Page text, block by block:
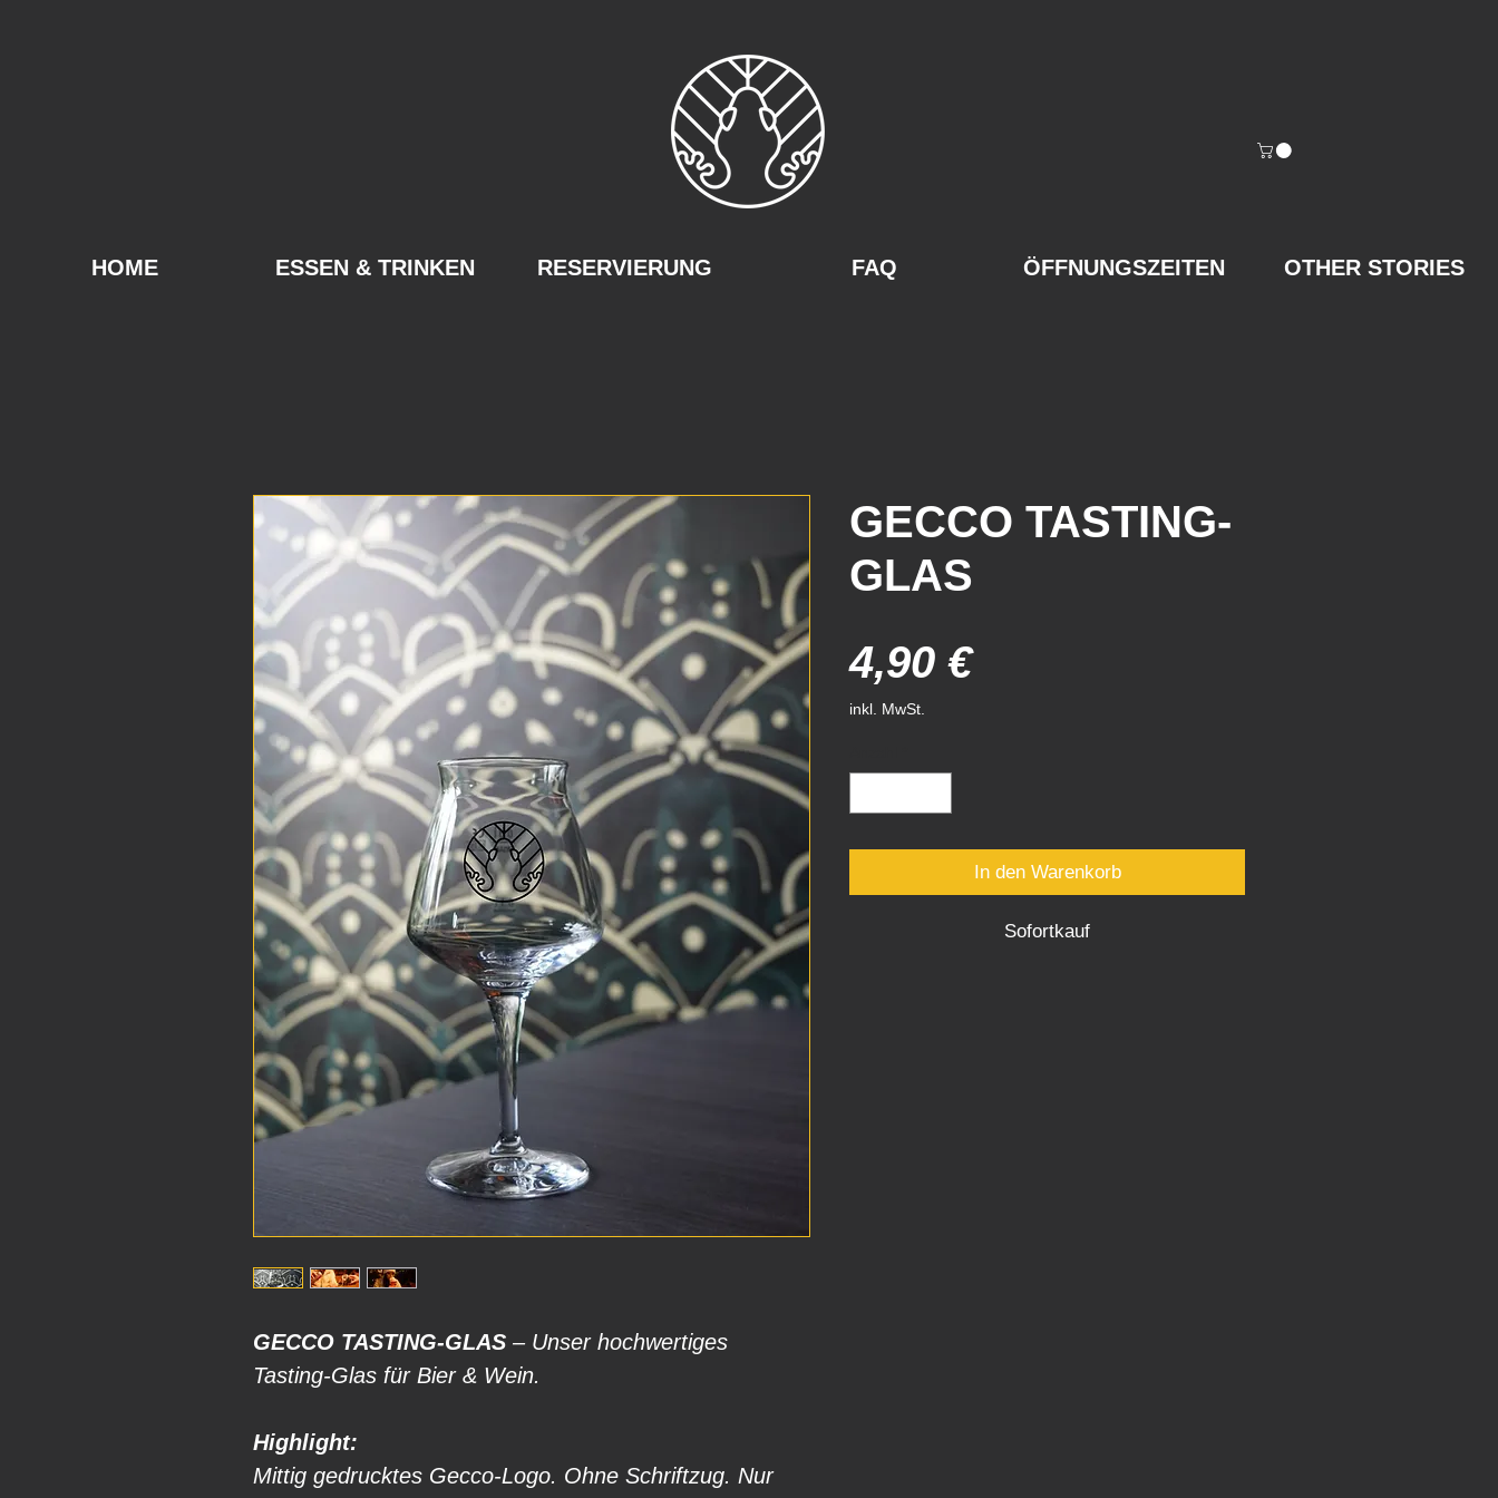
HOME ESSEN & TRINKEN RESERVIERUNG FAQ ÖFFNUNGSZEITEN OTHER STORIES
GECCO TASTING-GLAS – Unser hochwertiges
Tasting-Glas für Bier & Wein.
Highlight:
Mittig gedrucktes Gecco-Logo. Ohne Schriftzug. Nur
GECCO TASTING-
GLAS
4,90 €Preis
inkl. MwSt.
In den Warenkorb
Sofortkauf